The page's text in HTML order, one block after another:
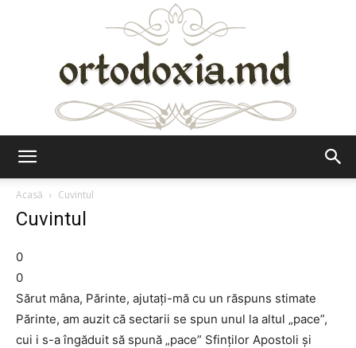
Acasă
Cuvintul
Cuvintul
0
0
Sărut mâna, Părinte, ajutaţi-mă cu un răspuns stimate
Părinte, am auzit că sectarii se spun unul la altul „pace”,
cui i s-a îngăduit să spună „pace” Sfinţilor Apostoli şi